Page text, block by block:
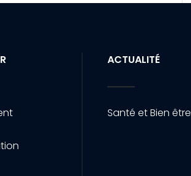
ACTUALITÉ
Santé et Bien être